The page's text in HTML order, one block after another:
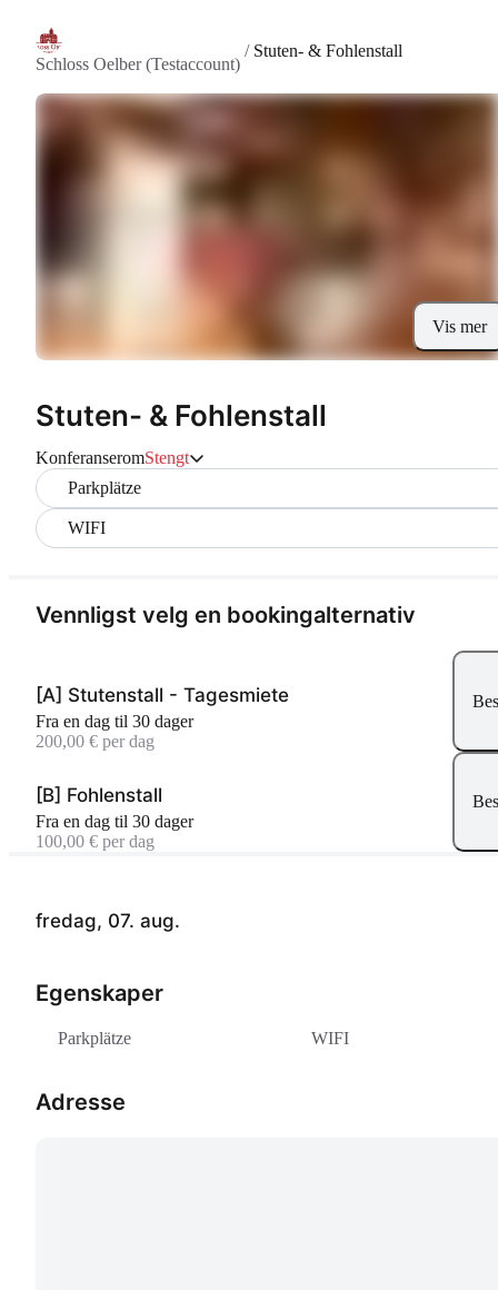
Schloss Oelber (Testaccount)
/ Stuten- & Fohlenstall
Vis mer
Stuten- & Fohlenstall
KonferanseromStengt
Parkplätze
WIFI
fredag, 07. aug.
Egenskaper
Parkplätze WIFI
Adresse
Vennligst velg en bookingalternativ
[A] Stutenstall - Tagesmiete
Fra en dag til 30 dager
200,00 € per dag
[B] Fohlenstall
Fra en dag til 30 dager
100,00 € per dag